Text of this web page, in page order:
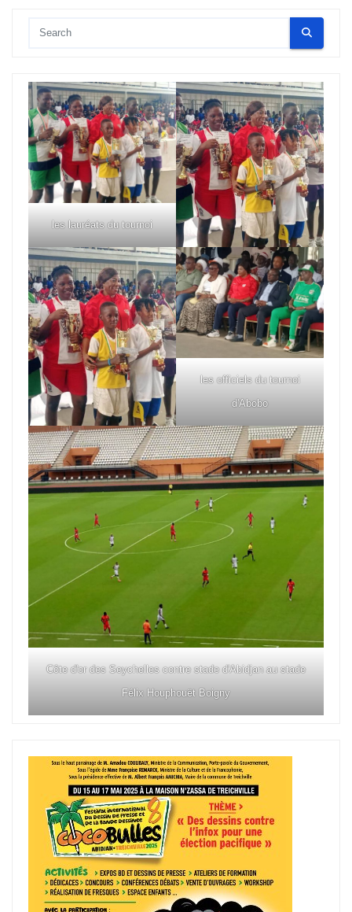
les lauréats du tournoi
les officiels du tournoi
d'Abobo
Côte d'or des Seychelles contre stade d'Abidjan au stade
Félix Houphouët Boigny